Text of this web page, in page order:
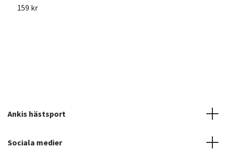
159 kr
Ankis hästsport
Sociala medier